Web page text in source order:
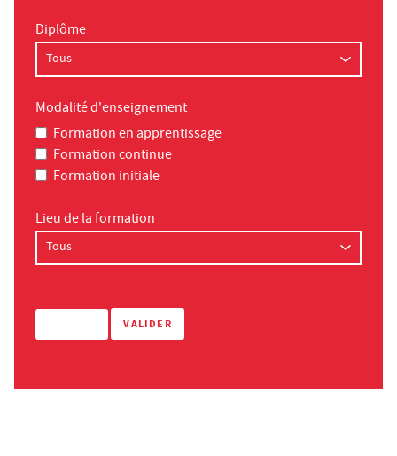
Diplôme
Modalité d'enseignement
Formation en apprentissage
Formation continue
Formation initiale
Lieu de la formation